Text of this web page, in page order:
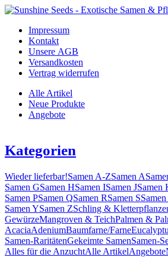
Impressum
Kontakt
Unsere AGB
Versandkosten
Vertrag widerrufen
Alle Artikel
Neue Produkte
Angebote
Kategorien
Wieder lieferbar!Samen A-ZSamen A
Samen GSamen HSamen ISamen JSamen
Samen PSamen QSamen RSamen S
Samen YSamen ZSchling &
GewürzeMangroven & TeichPalmen &
AcaciaAdeniumBaumfarne/Farne
Samen-RaritätenGekeimte SamenSamen-
Alles für die AnzuchtAlle ArtikelAngebote